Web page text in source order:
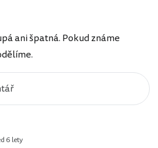
ani špatná. Pokud známe
6 lety